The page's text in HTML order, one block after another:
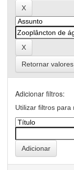
Retornar valores
Adicionar filtros:
Utilizar filtros para